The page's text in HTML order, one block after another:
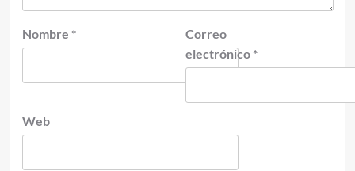
Nombre *
Correo
electrónico *
Web